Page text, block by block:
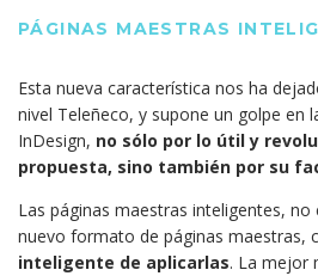
PÁGINAS MAESTRAS
Esta nueva característica nos ha
nivel Teleñeco, y supone un golpe en
InDesign, no sólo por lo útil y
propuesta, sino también por su
Las páginas maestras inteligentes,
nuevo formato de páginas maestras,
inteligente de aplicarlas. La mejor